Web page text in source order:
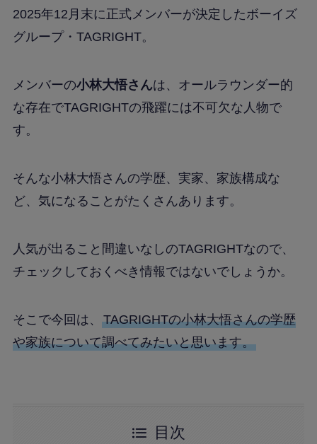
2025年12月末に正式メンバーが決定したボーイズ
グループ・TAGRIGHT。
メンバーの小林大悟さんは、オールラウンダー的
な存在でTAGRIGHTの飛躍には不可欠な人物で
す。
そんな小林大悟さんの学歴、実家、家族構成な
ど、気になることがたくさんあります。
人気が出ること間違いなしのTAGRIGHTなので、
チェックしておくべき情報ではないでしょうか。
そこで今回は、 TAGRIGHTの小林大悟さんの学歴
や家族について調べてみたいと思います。
目次